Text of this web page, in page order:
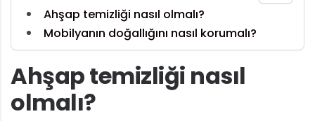
Ahşap temizliği nasıl olmalı?
Mobilyanın doğallığını nasıl korumalı?
Ahşap temizliği nasıl
olmalı?